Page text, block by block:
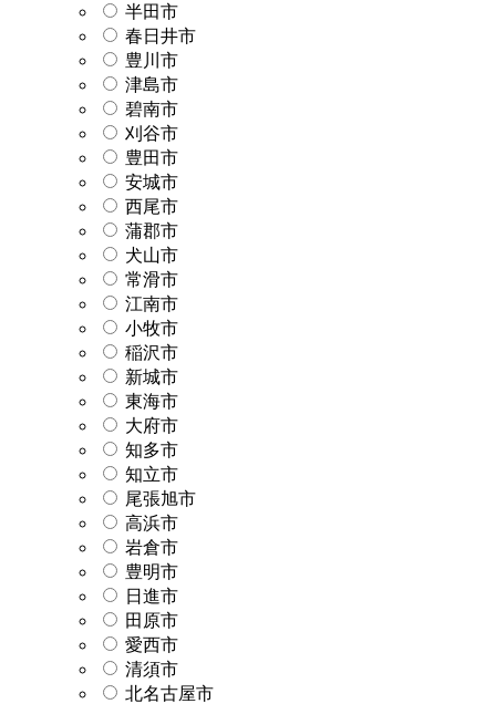
半田市
春日井市
豊川市
津島市
碧南市
刈谷市
豊田市
安城市
西尾市
蒲郡市
犬山市
常滑市
江南市
小牧市
稲沢市
新城市
東海市
大府市
知多市
知立市
尾張旭市
高浜市
岩倉市
豊明市
日進市
田原市
愛西市
清須市
北名古屋市